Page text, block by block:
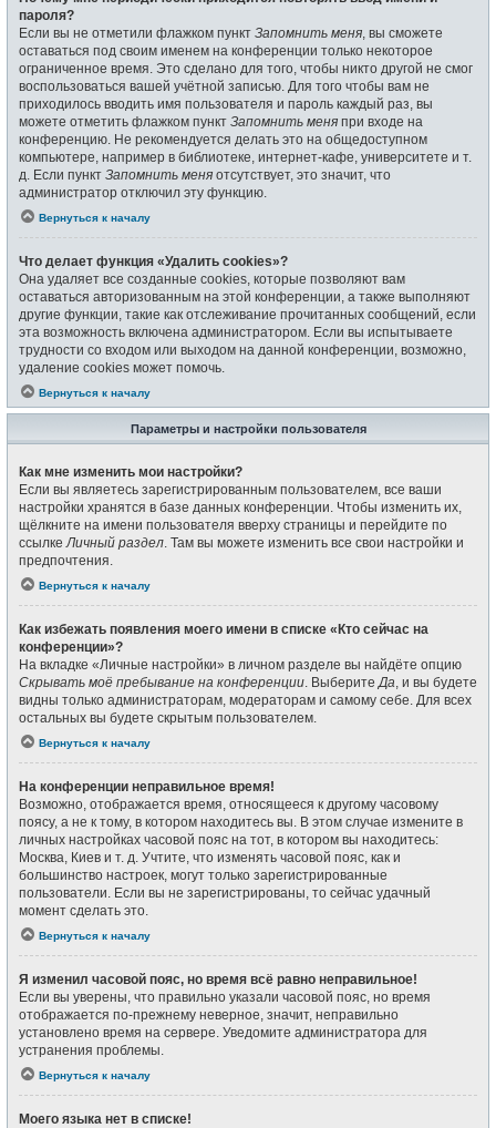
пароля?
Если вы не отметили флажком пункт Запомнить меня , вы сможете
оставаться под своим именем на конференции только некоторое
ограниченное время. Это сделано для того, чтобы никто другой не смог
воспользоваться вашей учётной записью. Для того чтобы вам не
приходилось вводить имя пользователя и пароль каждый раз, вы
можете отметить флажком пункт Запомнить меня при входе на
конференцию. Не рекомендуется делать это на общедоступном
компьютере, например в библиотеке, интернет-кафе, университете и т.
д. Если пункт Запомнить меня отсутствует, это значит, что
администратор отключил эту функцию.
Вернуться к началу
Что делает функция «Удалить cookies»?
Она удаляет все созданные cookies, которые позволяют вам
оставаться авторизованным на этой конференции, а также выполняют
другие функции, такие как отслеживание прочитанных сообщений, если
эта возможность включена администратором. Если вы испытываете
трудности со входом или выходом на данной конференции, возможно,
удаление cookies может помочь.
Вернуться к началу
Параметры и настройки пользователя
Как мне изменить мои настройки?
Если вы являетесь зарегистрированным пользователем, все ваши
настройки хранятся в базе данных конференции. Чтобы изменить их,
щёлкните на имени пользователя вверху страницы и перейдите по
ссылкеЛичный раздел. Там вы можете изменить все свои настройки и
предпочтения.
Вернуться к началу
Как избежать появления моего имени в списке «Кто сейчас на
конференции»?
На вкладке «Личные настройки» в личном разделе вы найдёте опцию
Скрывать моё пребывание на конференции. ВыберитеДа, и вы будете
видны только администраторам, модераторам и самому себе. Для всех
остальных вы будете скрытым пользователем.
Вернуться к началу
На конференции неправильное время!
Возможно, отображается время, относящееся к другому часовому
поясу, а не к тому, в котором находитесь вы. В этом случае измените в
личных настройках часовой пояс на тот, в котором вы находитесь:
Москва, Киев и т. д. Учтите, что изменять часовой пояс, как и
большинство настроек, могут только зарегистрированные
пользователи. Если вы не зарегистрированы, то сейчас удачный
момент сделать это.
Вернуться к началу
Я изменил часовой пояс, но время всё равно неправильное!
Если вы уверены, что правильно указали часовой пояс, но время
отображается по-прежнему неверное, значит, неправильно
установлено время на сервере. Уведомите администратора для
устранения проблемы.
Вернуться к началу
Моего языка нет в списке!